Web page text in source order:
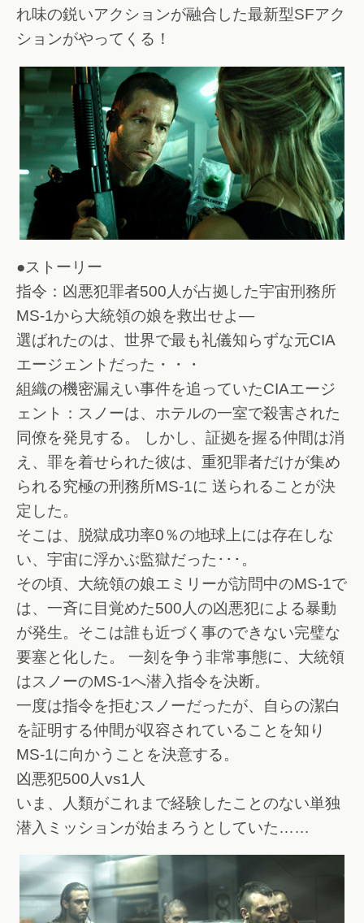
れ味の鋭いアクションが融合した最新型SFアク
ションがやってくる！
●ストーリー
指令：凶悪犯罪者500人が占拠した宇宙刑務所
MS-1から大統領の娘を救出せよ―
選ばれたのは、世界で最も礼儀知らずな元CIA
エージェントだった・・・
組織の機密漏えい事件を追っていたCIAエージ
ェント：スノーは、ホテルの一室で殺害された
同僚を発見する。 しかし、証拠を握る仲間は消
え、罪を着せられた彼は、重犯罪者だけが集め
られる究極の刑務所MS-1に 送られることが決
定した。
そこは、脱獄成功率0％の地球上には存在しな
い、宇宙に浮かぶ監獄だった･･･。
その頃、大統領の娘エミリーが訪問中のMS-1で
は、一斉に目覚めた500人の凶悪犯による暴動
が発生。そこは誰も近づく事のできない完璧な
要塞と化した。 一刻を争う非常事態に、大統領
はスノーのMS-1へ潜入指令を決断。
一度は指令を拒むスノーだったが、自らの潔白
を証明する仲間が収容されていることを知り
MS-1に向かうことを決意する。
凶悪犯500人vs1人
いま、人類がこれまで経験したことのない単独
潜入ミッションが始まろうとしていた……